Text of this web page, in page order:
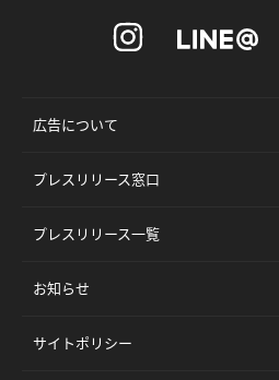
広告について
プレスリリース窓口
プレスリリース一覧
お知らせ
サイトポリシー